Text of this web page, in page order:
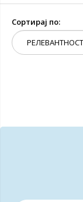
Сортирај по: